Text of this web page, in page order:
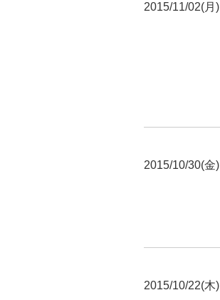
2015/11/02(月)
2015/10/30(金)
2015/10/22(木)